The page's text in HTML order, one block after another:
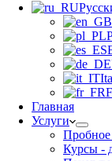
Главная
Услуги
Курсы -